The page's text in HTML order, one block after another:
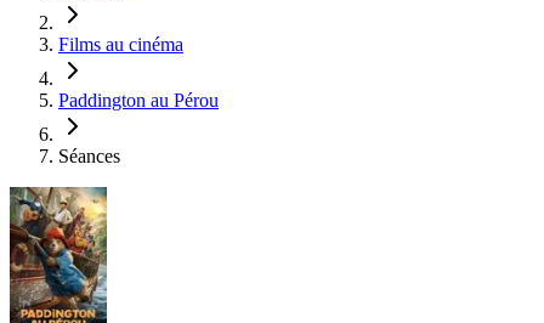
Films au cinéma
Paddington au Pérou
Séances